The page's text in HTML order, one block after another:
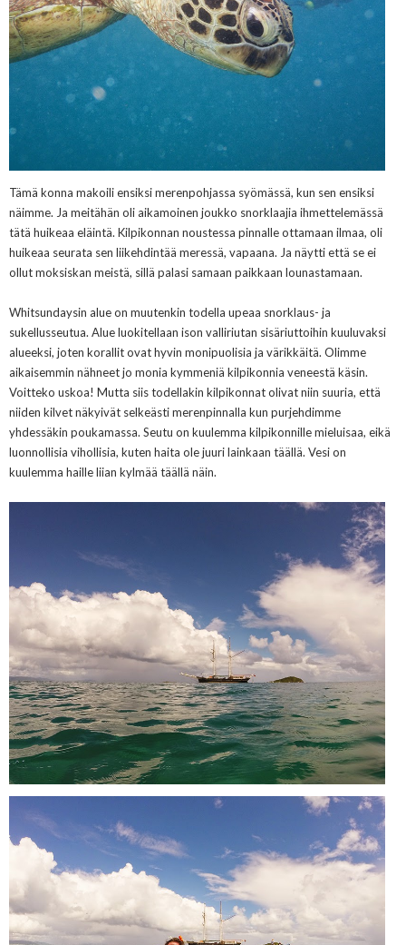
Tämä konna makoili ensiksi merenpohjassa syömässä, kun sen ensiksi
näimme. Ja meitähän oli aikamoinen joukko snorklaajia ihmettelemässä
tätä huikeaa eläintä. Kilpikonnan noustessa pinnalle ottamaan ilmaa, oli
huikeaa seurata sen liikehdintää meressä, vapaana. Ja näytti että se ei
ollut moksiskan meistä, sillä palasi samaan paikkaan lounastamaan.
Whitsundaysin alue on muutenkin todella upeaa snorklaus- ja
sukellusseutua. Alue luokitellaan ison valliriutan sisäriuttoihin kuuluvaksi
alueeksi, joten korallit ovat hyvin monipuolisia ja värikkäitä. Olimme
aikaisemmin nähneet jo monia kymmeniä kilpikonnia veneestä käsin.
Voitteko uskoa! Mutta siis todellakin kilpikonnat olivat niin suuria, että
niiden kilvet näkyivät selkeästi merenpinnalla kun purjehdimme
yhdessäkin poukamassa. Seutu on kuulemma kilpikonnille mieluisaa, eikä
luonnollisia vihollisia, kuten haita ole juuri lainkaan täällä. Vesi on
kuulemma haille liian kylmää täällä näin.